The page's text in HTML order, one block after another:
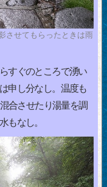
させてもらったときは雨
すぐのところで湧い
申し分なし。温度も
合させたり湯量を調
もなし。